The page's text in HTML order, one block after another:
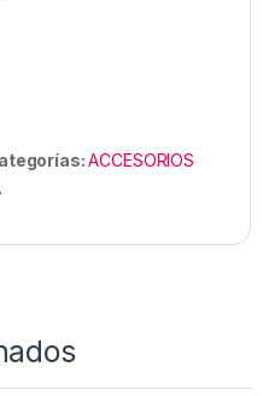
ACCESORIOS